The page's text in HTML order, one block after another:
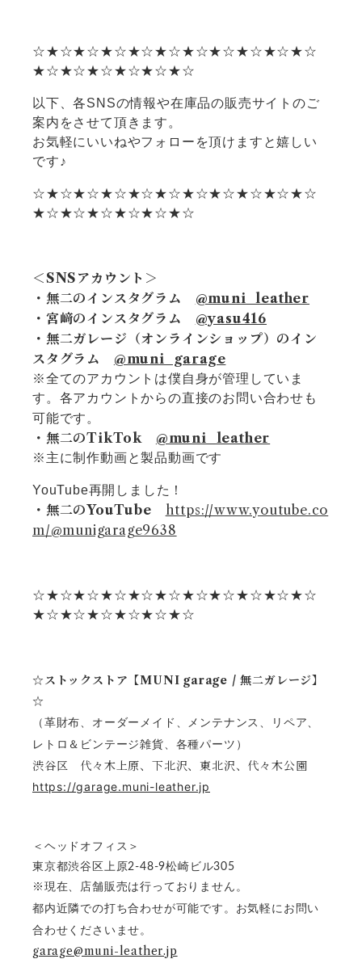
☆★☆★☆★☆★☆★☆★☆★☆★☆★☆★☆
★☆★☆★☆★☆★☆★☆
以下、各SNSの情報や在庫品の販売サイトのご
案内をさせて頂きます。
お気軽にいいねやフォローを頂けますと嬉しい
です♪
☆★☆★☆★☆★☆★☆★☆★☆★☆★☆★☆
★☆★☆★☆★☆★☆★☆
＜SNSアカウント＞
・無二のインスタグラム @muni_leather
・宮﨑のインスタグラム @yasu416
・無二ガレージ（オンラインショップ）のイン
スタグラム @muni_garage
※全てのアカウントは僕自身が管理していま
す。各アカウントからの直接のお問い合わせも
可能です。
・無二のTikTok @muni_leather
※主に制作動画と製品動画です
YouTube再開しました！
・無二のYouTube
https://www.youtube.co
m/@munigarage9638
☆★☆★☆★☆★☆★☆★☆★☆★☆★☆★☆
★☆★☆★☆★☆★☆★☆
☆ストックストア【MUNI garage / 無二ガレージ】
☆
（革財布、オーダーメイド、メンテナンス、リペア、
レトロ＆ビンテージ雑貨、各種パーツ）
渋谷区 代々木上原、下北沢、東北沢、代々木公園
https://garage.muni-leather.jp
＜ヘッドオフィス＞
東京都渋谷区上原2-48-9松崎ビル305
※現在、店舗販売は行っておりません。
都内近隣での打ち合わせが可能です。お気軽にお問い
合わせくださいませ。
garage@muni-leather.jp